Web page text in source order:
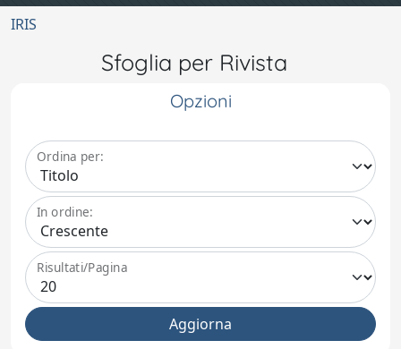
IRIS
Sfoglia per Rivista
Opzioni
Ordina per:
In ordine:
Risultati/Pagina